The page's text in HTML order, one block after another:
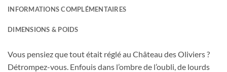
INFORMATIONS COMPLÉMENTAIRES
DIMENSIONS & POIDS
Vous pensiez que tout était réglé au Château des Oliviers ?
Détrompez-vous. Enfouis dans l’ombre de l’oubli, de lourds